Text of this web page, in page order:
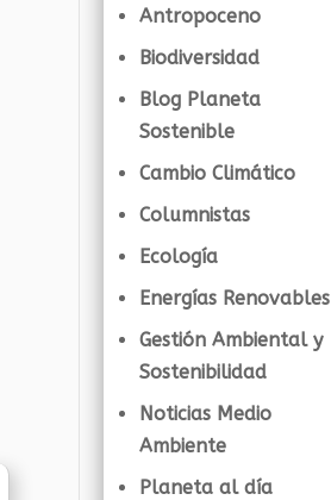
Antropoceno
Biodiversidad
Blog Planeta
Sostenible
Cambio Climático
Columnistas
Ecología
Energías Renovables
Gestión Ambiental y
Sostenibilidad
Noticias Medio
Ambiente
Planeta al día